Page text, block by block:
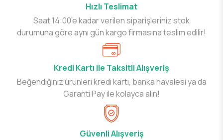
Hızlı Teslimat
Saat 14:00’e kadar verilen siparişleriniz stok
durumuna göre aynı gün kargo firmasına teslim edilir!
Kredi Kartı ile Taksitli Alışveriş
Beğendiğiniz ürünleri kredi kartı, banka havalesi ya da
Garanti Pay ile kolayca alın!
Güvenli Alışveriş